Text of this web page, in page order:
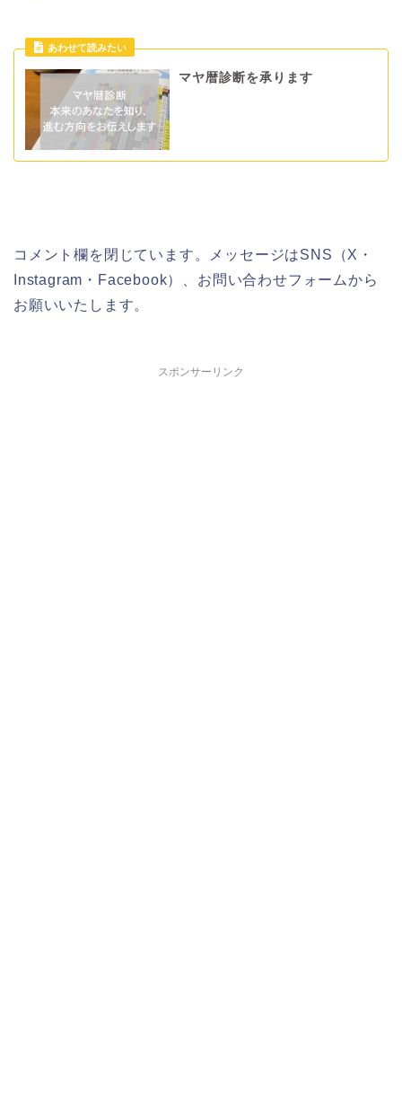
マヤ暦診断を承ります
コメント欄を閉じています。メッセージはSNS（X・
Instagram・Facebook）、お問い合わせフォームから
お願いいたします。
スポンサーリンク